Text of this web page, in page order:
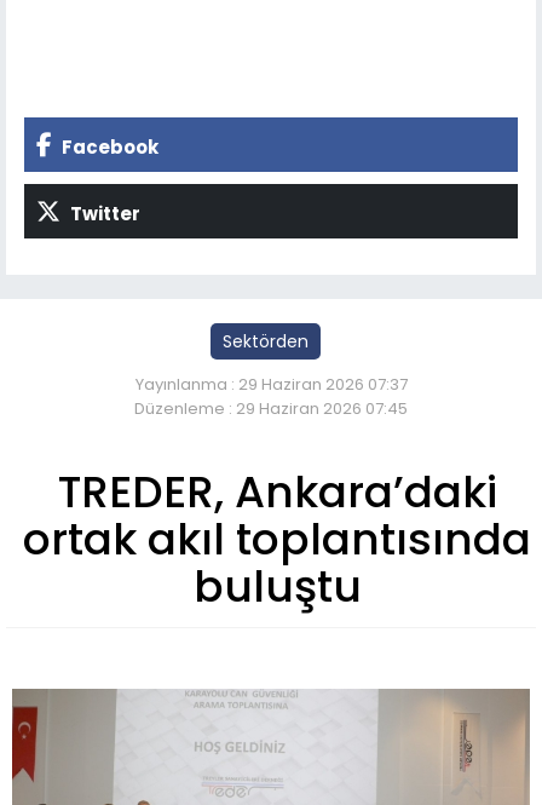
Facebook
Twitter
Sektörden
Yayınlanma : 29 Haziran 2026 07:37
Düzenleme : 29 Haziran 2026 07:45
TREDER, Ankara’daki
ortak akıl toplantısında
buluştu